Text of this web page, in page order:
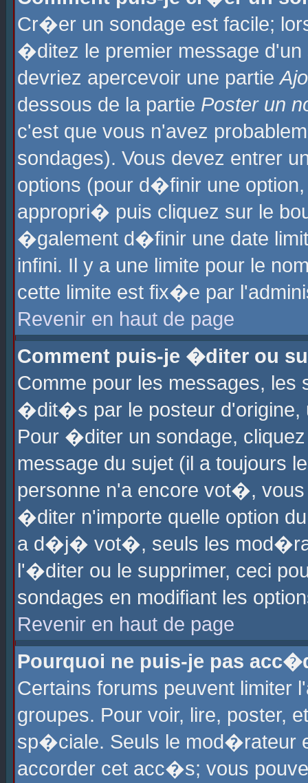
Cr�er un sondage est facile;
�ditez le premier message
devriez apercevoir une partie
dessous de la partie Poster un
c'est que vous n'avez
sondages). Vous devez entrer
options (pour d�finir une
appropri� puis cliquez sur le
�galement d�finir une date
infini. Il y a une limite pour le
cette limite est fix�e par
Revenir en haut de page
Comment puis-je �diter ou
Comme pour les messages,
�dit�s par le posteur d'origine,
Pour �diter un sondage,
message du sujet (il a toujours
personne n'a encore vot�,
�diter n'importe quelle option
a d�j� vot�, seuls les
l'�diter ou le supprimer, ceci
sondages en modifiant les
Revenir en haut de page
Pourquoi ne puis-je pas
Certains forums peuvent
groupes. Pour voir, lire, poster,
sp�ciale. Seuls le mod�rateur
accorder cet acc�s; vous